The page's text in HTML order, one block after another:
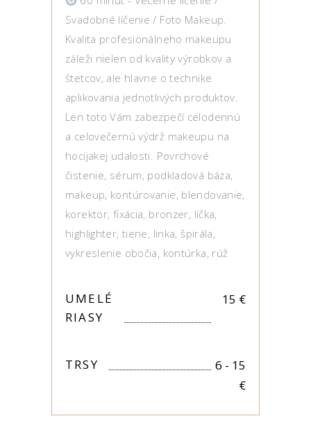
Svadobné líčenie / Foto Makeup.
Kvalita profesionálneho makeupu
záleži nielen od kvality výrobkov a
štetcov, ale hlavne o technike
aplikovania jednotlivých produktov.
Len toto Vám zabezpečí celodennú
a celovečernú výdrž makeupu na
hocijakej udalosti. Povrchové
čistenie, sérum, podkladová báza,
makeup, kontúrovanie, blendovanie,
korektor, fixácia, bronzer, líčka,
highlighter, tiene, linka, špirála,
vykreslenie obočia, kontúrka, rúž
UMELÉ
RIASY
15 €
TRSY
6 - 15
€